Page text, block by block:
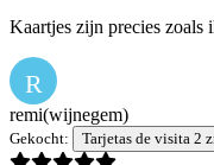
Kaartjes zijn precies
R
remi(wijnegem)
Gekocht: Tarjetas de visita 2